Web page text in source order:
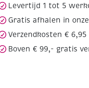
Levertijd 1 tot 5
Gratis afhalen in
Verzendkosten € 6,95
Boven € 99,- gratis